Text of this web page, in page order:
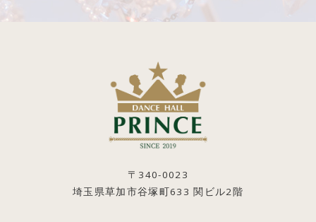
〒340-0023
埼玉県草加市谷塚町633 関ビル2階